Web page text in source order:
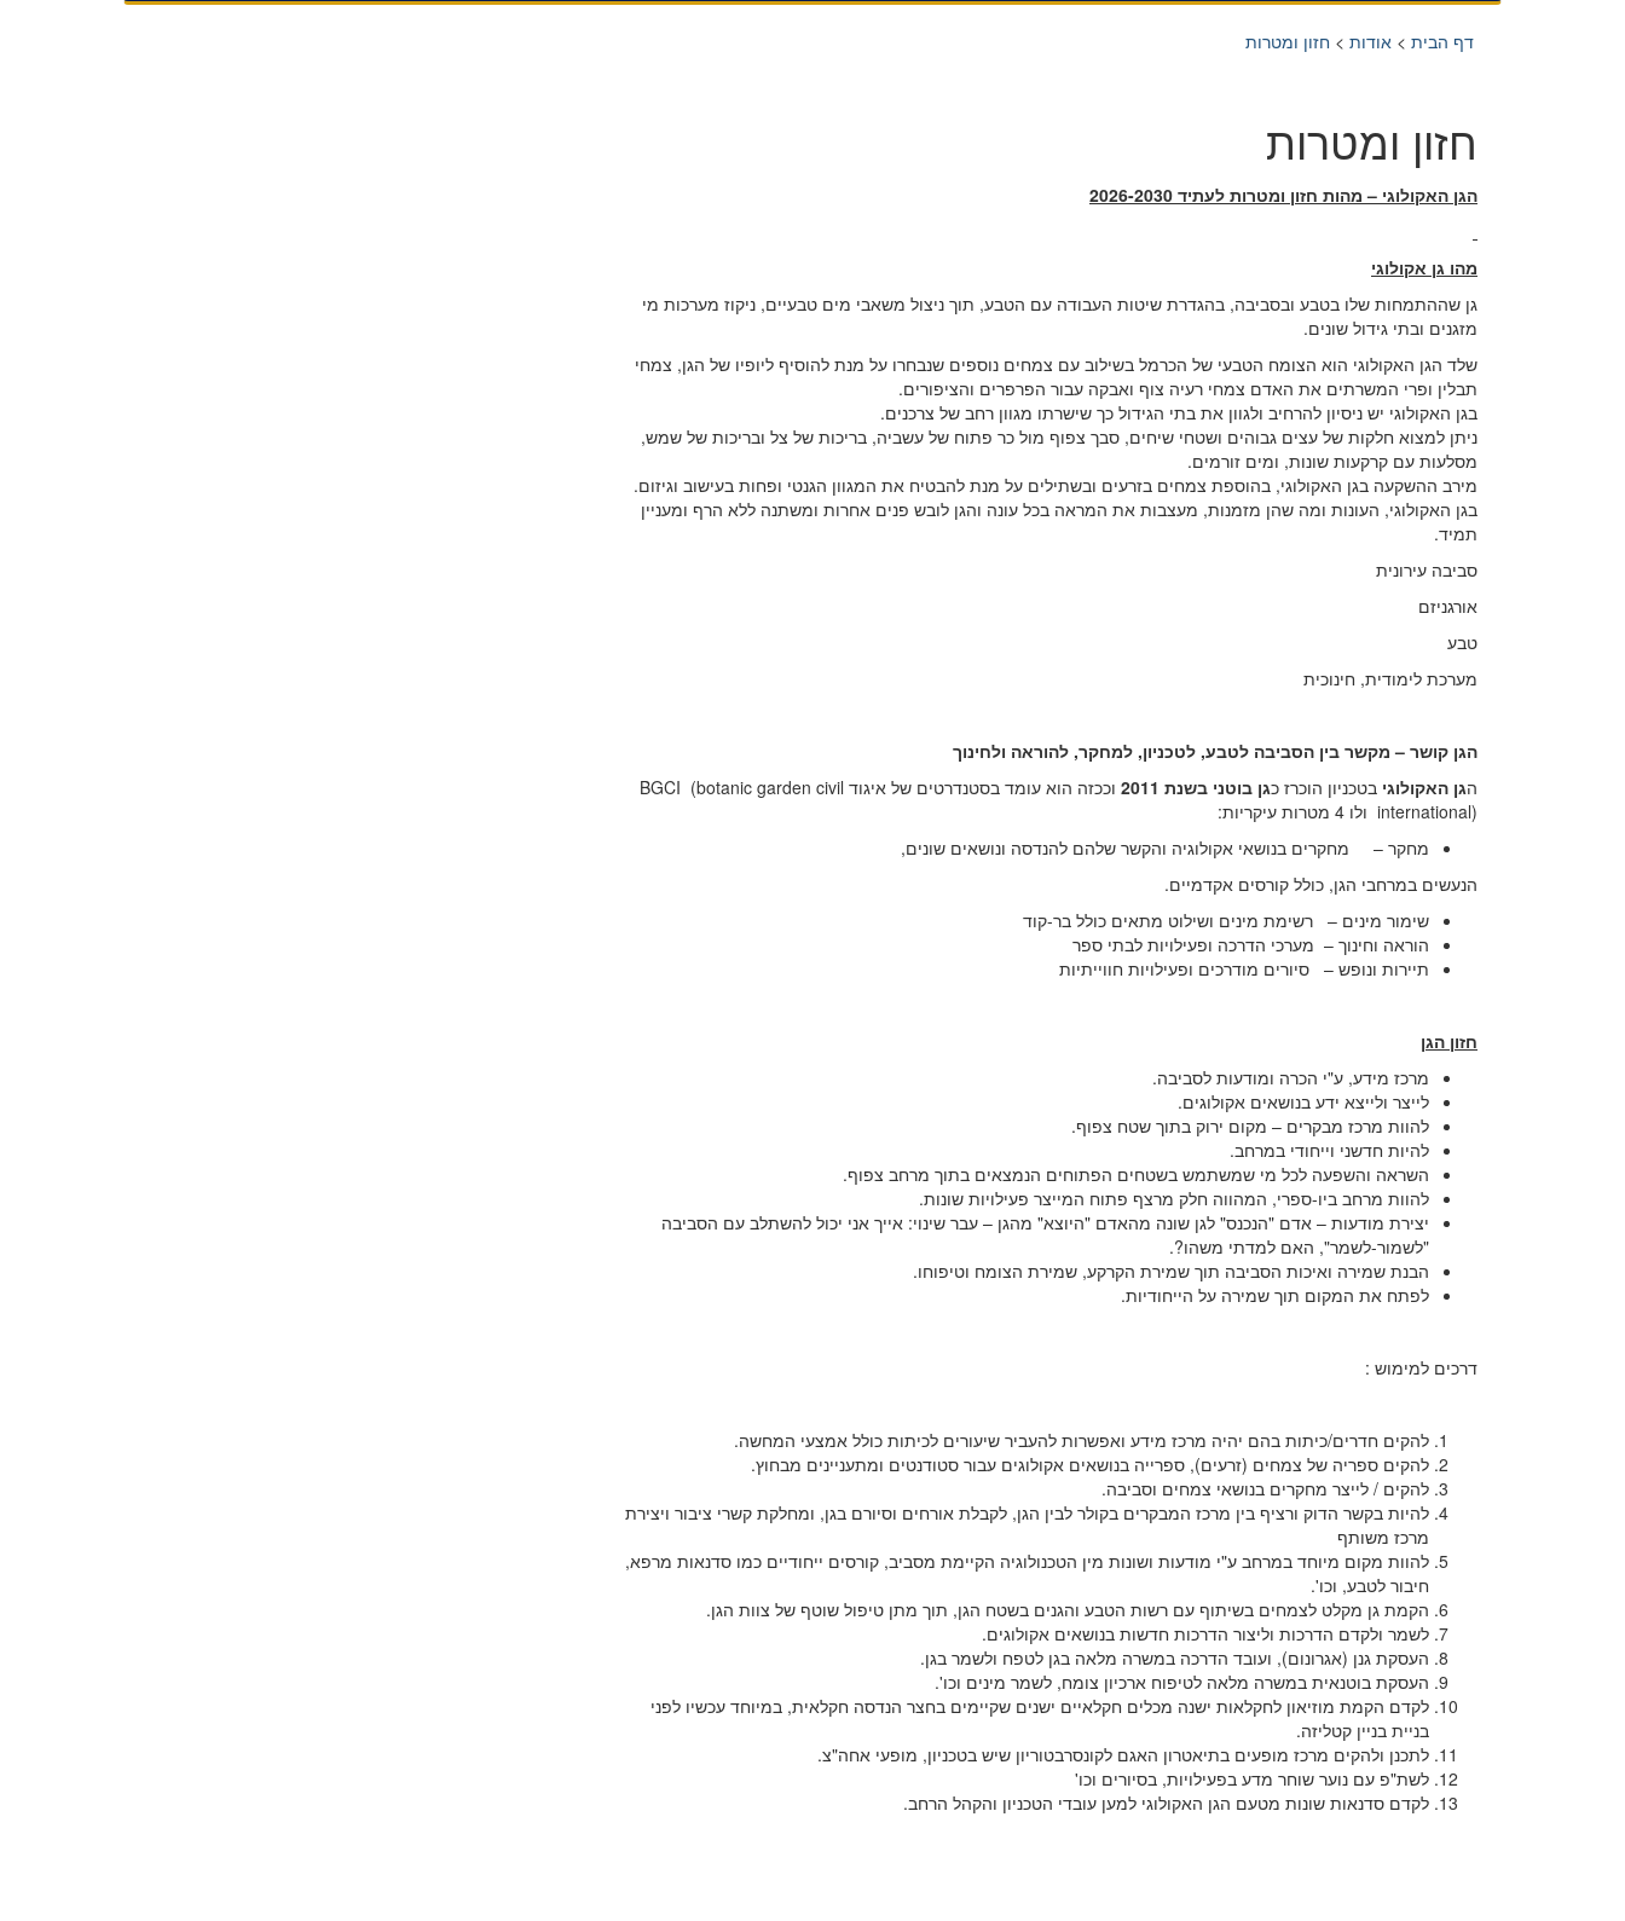
דף הבית > אודות > חזון ומטרות
חזון ומטרות
הגן האקולוגי – מהות חזון ומטרות לעתיד 2026-2030
מהו גן אקולוגי
גן שההתמחות שלו בטבע ובסביבה, בהגדרת שיטות העבודה עם הטבע, תוך ניצול משאבי מים טבעיים, ניקוז מערכות מי
מזגנים ובתי גידול שונים.
שלד הגן האקולוגי הוא הצומח הטבעי של הכרמל בשילוב עם צמחים נוספים שנבחרו על מנת להוסיף ליופיו של הגן, צמחי
תבלין ופרי המשרתים את האדם צמחי רעיה צוף ואבקה עבור הפרפרים והציפורים.
בגן האקולוגי יש ניסיון להרחיב ולגוון את בתי הגידול כך שישרתו מגוון רחב של צרכנים.
ניתן למצוא חלקות של עצים גבוהים ושטחי שיחים, סבך צפוף מול כר פתוח של עשביה, בריכות של צל ובריכות של שמש,
מסלעות עם קרקעות שונות, ומים זורמים.
מירב ההשקעה בגן האקולוגי, בהוספת צמחים בזרעים ובשתילים על מנת להבטיח את המגוון הגנטי ופחות בעישוב וגיזום.
בגן האקולוגי, העונות ומה שהן מזמנות, מעצבות את המראה בכל עונה והגן לובש פנים אחרות ומשתנה ללא הרף ומעניין
תמיד.
סביבה עירונית
אורגניזם
טבע
מערכת לימודית, חינוכית
הגן קושר – מקשר בין הסביבה לטבע, לטכניון, למחקר, להוראה ולחינוך
הגן האקולוגי בטכניון הוכרז כגן בוטני בשנת 2011
וככזה הוא עומד בסטנדרטים של איגוד BGCI (botanic garden civil
international) ולו 4 מטרות עיקריות:
מחקר – מחקרים בנושאי אקולוגיה והקשר שלהם להנדסה ונושאים שונים,
הנעשים במרחבי הגן, כולל קורסים אקדמיים.
שימור מינים – רשימת מינים ושילוט מתאים כולל בר-קוד
הוראה וחינוך – מערכי הדרכה ופעילויות לבתי ספר
תיירות ונופש – סיורים מודרכים ופעילויות חווייתיות
חזון הגן
מרכז מידע, ע"י הכרה ומודעות לסביבה.
לייצר ולייצא ידע בנושאים אקולוגים.
להוות מרכז מבקרים – מקום ירוק בתוך שטח צפוף.
להיות חדשני וייחודי במרחב.
השראה והשפעה לכל מי שמשתמש בשטחים הפתוחים הנמצאים בתוך מרחב צפוף.
להוות מרחב ביו-ספרי, המהווה חלק מרצף פתוח המייצר פעילויות שונות.
יצירת מודעות – אדם "הנכנס" לגן שונה מהאדם "היוצא" מהגן – עבר שינוי: אייך אני יכול להשתלב עם הסביבה
"לשמור-לשמר", האם למדתי משהו?.
הבנת שמירה ואיכות הסביבה תוך שמירת הקרקע, שמירת הצומח וטיפוחו.
לפתח את המקום תוך שמירה על הייחודיות.
דרכים למימוש :
להקים חדרים/כיתות בהם יהיה מרכז מידע ואפשרות להעביר שיעורים לכיתות כולל אמצעי המחשה.
להקים ספריה של צמחים (זרעים), ספרייה בנושאים אקולוגים עבור סטודנטים ומתעניינים מבחוץ.
להקים / לייצר מחקרים בנושאי צמחים וסביבה.
להיות בקשר הדוק ורציף בין מרכז המבקרים בקולר לבין הגן, לקבלת אורחים וסיורם בגן, ומחלקת קשרי ציבור ויצירת
מרכז משותף
להוות מקום מיוחד במרחב ע"י מודעות ושונות מין הטכנולוגיה הקיימת מסביב, קורסים ייחודיים כמו סדנאות מרפא,
חיבור לטבע, וכו'.
הקמת גן מקלט לצמחים בשיתוף עם רשות הטבע והגנים בשטח הגן, תוך מתן טיפול שוטף של צוות הגן.
לשמר ולקדם הדרכות וליצור הדרכות חדשות בנושאים אקולוגים.
העסקת גנן (אגרונום), ועובד הדרכה במשרה מלאה בגן לטפח ולשמר בגן.
העסקת בוטנאית במשרה מלאה לטיפוח ארכיון צומח, לשמר מינים וכו'.
לקדם הקמת מוזיאון לחקלאות ישנה מכלים חקלאיים ישנים שקיימים בחצר הנדסה חקלאית, במיוחד עכשיו לפני
בניית בניין קטליזה.
לתכנן ולהקים מרכז מופעים בתיאטרון האגם לקונסרבטוריון שיש בטכניון, מופעי אחה"צ.
לשת"פ עם נוער שוחר מדע בפעילויות, בסיורים וכו'
לקדם סדנאות שונות מטעם הגן האקולוגי למען עובדי הטכניון והקהל הרחב.